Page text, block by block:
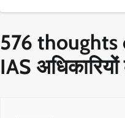
576 thoughts
IAS